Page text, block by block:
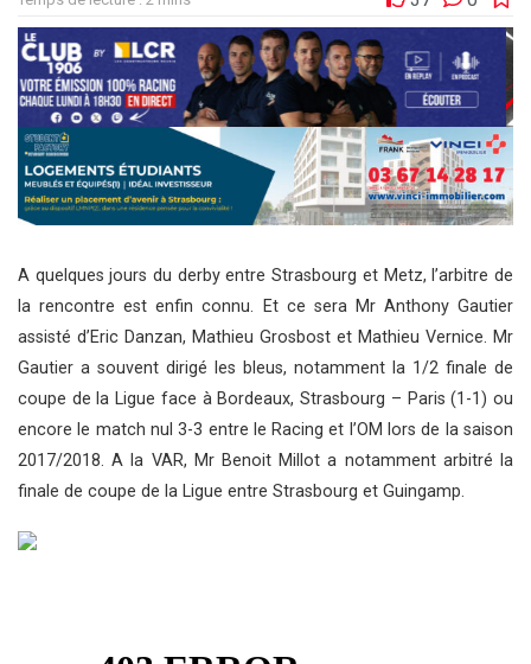
A quelques jours du derby entre Strasbourg et Metz, l’arbitre de
la rencontre est enfin connu. Et ce sera Mr Anthony Gautier
assisté d’Eric Danzan, Mathieu Grosbost et Mathieu Vernice. Mr
Gautier a souvent dirigé les bleus, notamment la 1/2 finale de
coupe de la Ligue face à Bordeaux, Strasbourg – Paris (1-1) ou
encore le match nul 3-3 entre le Racing et l’OM lors de la saison
2017/2018. A la VAR, Mr Benoit Millot a notamment arbitré la
finale de coupe de la Ligue entre Strasbourg et Guingamp.